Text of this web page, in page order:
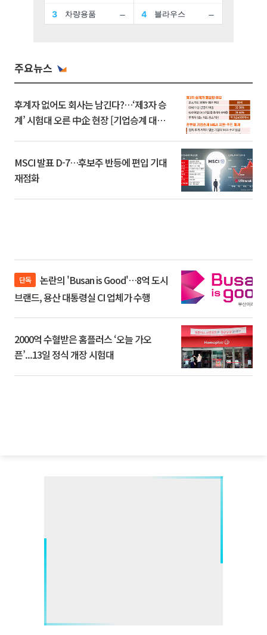
주요뉴스
후계자 없어도 회사는 남긴다?…‘제3자 승
계’ 시험대 오른 中企 현장 [기업승계 대전
MSCI 발표 D-7…후보주 반등에 편입 기대
재점화
단독
브랜드, 용산 대통령실 CI 업체가 수행
2000억 수혈받은 홈플러스 ‘오늘 가오
픈’...13일 정식 개장 시험대